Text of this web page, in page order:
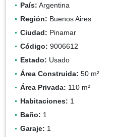
País: Argentina
Región: Buenos Aires
Ciudad: Pinamar
Código: 9006612
Estado: Usado
Área Construida: 50 m²
Área Privada: 110 m²
Habitaciones: 1
Baño: 1
Garaje: 1